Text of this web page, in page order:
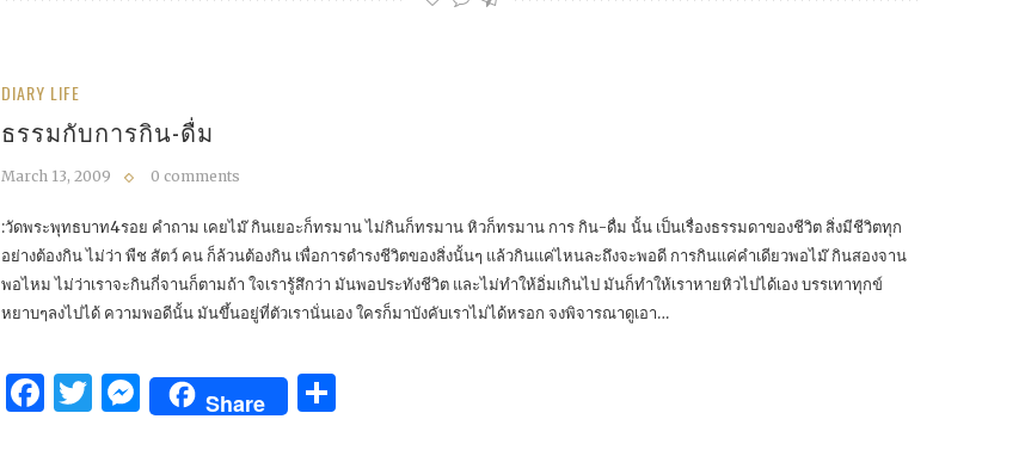
DIARY LIFE
ธรรมกับการกิน-ดื่ม
March 13, 2009 0 comments
:วัดพระพุทธบาท4รอย คำถาม เคยไม๊ กินเยอะก็ทรมาน ไม่กินก็ทรมาน หิวก็ทรมาน การ กิน-ดื่ม นั้น เป็นเรื่องธรรมดาของชีวิต สิ่งมีชีวิตทุก
อย่างต้องกิน ไม่ว่า พืช สัตว์ คน ก็ล้วนต้องกิน เพื่อการดำรงชีวิตของสิ่งนั้นๆ แล้วกินแค่ไหนละถึงจะพอดี การกินแค่คำเดียวพอไม๊ กินสองจาน
พอไหม ไม่ว่าเราจะกินกี่จานก็ตามถ้า ใจเรารู้สึกว่า มันพอประทังชีวิต และไม่ทำให้อิ่มเกินไป มันก็ทำให้เราหายหิวไปได้เอง บรรเทาทุกข์
หยาบๆลงไปได้ ความพอดีนั้น มันขึ้นอยู่ที่ตัวเรานั่นเอง ใครก็มาบังคับเราไม่ได้หรอก จงพิจารณาดูเอา…
Facebook
Twitter
Messenger
Share